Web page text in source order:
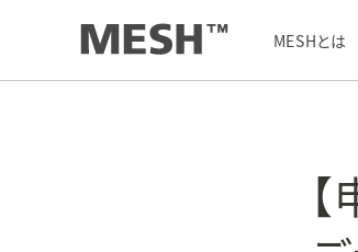
MESHとは
最新情報 /